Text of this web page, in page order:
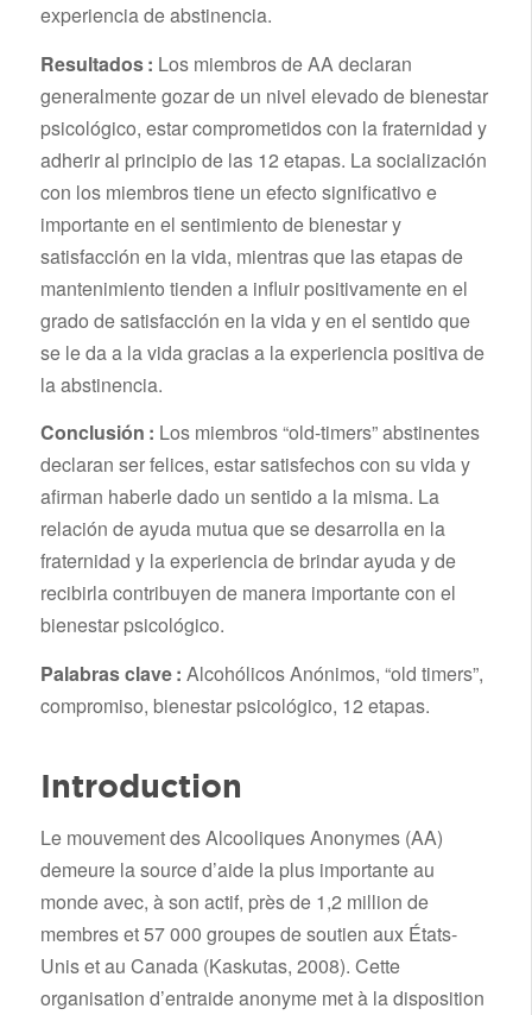
experiencia de abstinencia.
Resultados : Los miembros de AA declaran
generalmente gozar de un nivel elevado de bienestar
psicológico, estar comprometidos con la fraternidad y
adherir al principio de las 12 etapas. La socialización
con los miembros tiene un efecto significativo e
importante en el sentimiento de bienestar y
satisfacción en la vida, mientras que las etapas de
mantenimiento tienden a influir positivamente en el
grado de satisfacción en la vida y en el sentido que
se le da a la vida gracias a la experiencia positiva de
la abstinencia.
Conclusión : Los miembros “old-timers” abstinentes
declaran ser felices, estar satisfechos con su vida y
afirman haberle dado un sentido a la misma. La
relación de ayuda mutua que se desarrolla en la
fraternidad y la experiencia de brindar ayuda y de
recibirla contribuyen de manera importante con el
bienestar psicológico.
Palabras clave : Alcohólicos Anónimos, “old timers”,
compromiso, bienestar psicológico, 12 etapas.
Introduction
Le mouvement des Alcooliques Anonymes (AA)
demeure la source d’aide la plus importante au
monde avec, à son actif, près de 1,2 million de
membres et 57 000 groupes de soutien aux États-
Unis et au Canada (Kaskutas, 2008). Cette
organisation d’entraide anonyme met à la disposition